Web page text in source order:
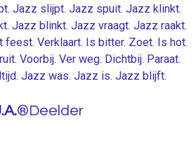
Jazz slijpt. Jazz spuit. Jazz klinkt.
Jazz blinkt. Jazz vraagt. Jazz raakt.
feest. Verklaart. Is bitter. Zoet. Is hot.
Voorbij. Ver weg. Dichtbij. Paraat.
Jazz was. Jazz is. Jazz blijft.
®Deelder